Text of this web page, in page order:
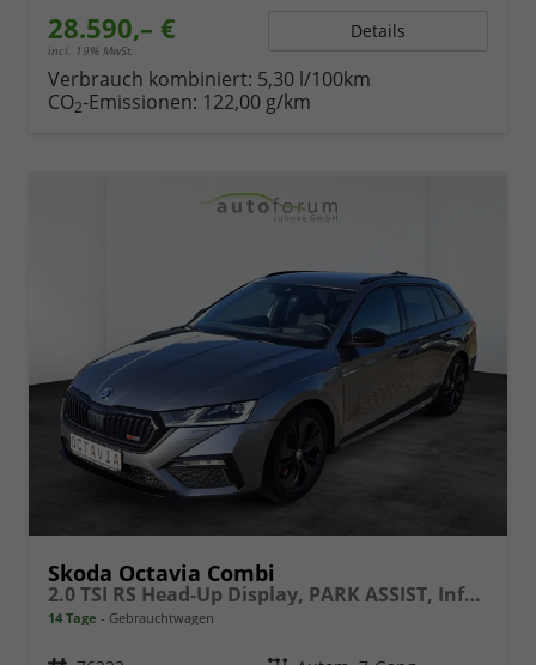
28.590,– €
incl. 19% MwSt.
Details
Verbrauch kombiniert: 5,30 l/100km
CO2-Emissionen: 122,00 g/km
Skoda Octavia Combi
2.0 TSI RS Head-Up Display, PARK ASSIST, Infotainment Columbus
14 Tage Gebrauchtwagen